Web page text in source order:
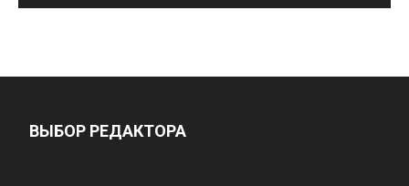
ВЫБОР РЕДАКТОРА